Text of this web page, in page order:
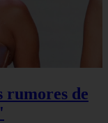
rumores de